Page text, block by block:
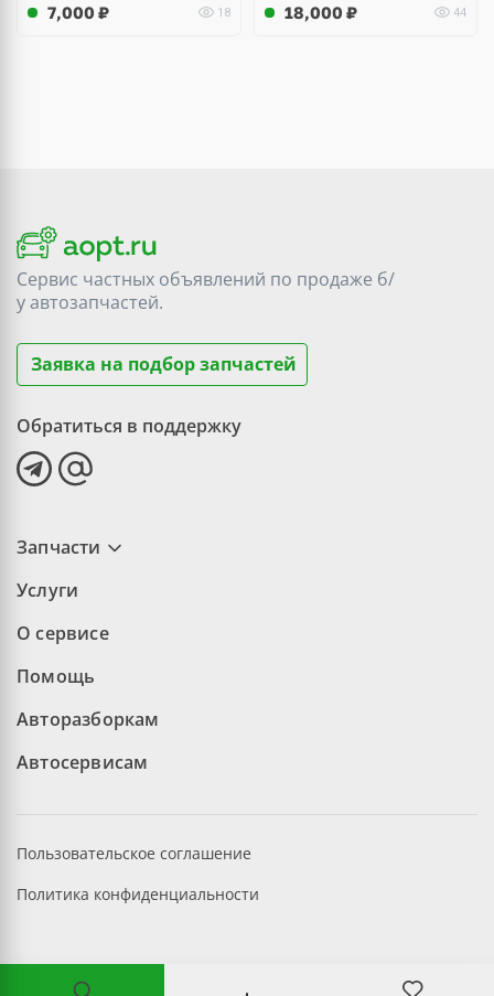
7,000 ₽ 18 18,000 ₽ 44
Сервис частных объявлений по продаже б/
уавтозапчастей.
Заявка на подбор запчастей
Обратиться в поддержку
Запчасти
Услуги
О сервисе
Помощь
Авторазборкам
Автосервисам
©2026 aopt.ru — Все права защищены
Пользовательское соглашение
Политика конфиденциальности